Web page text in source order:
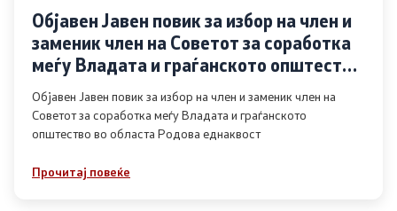
Отворени денови за иницијативи на граѓанските
организации
Финансиска поддршка
Објавен Јавен повик за избор на член и
заменик член на Советот за соработка
меѓу Владата и граѓанското општество
во областа Родова еднаквост
Објавен Јавен повик за избор на член и заменик член на
Советот за соработка меѓу Владата и граѓанското
општество во областа Родова еднаквост
Прочитај повеќе